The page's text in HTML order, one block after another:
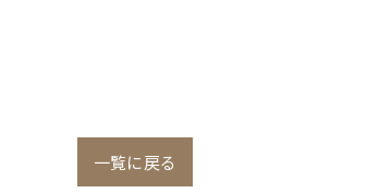
一覧に戻る